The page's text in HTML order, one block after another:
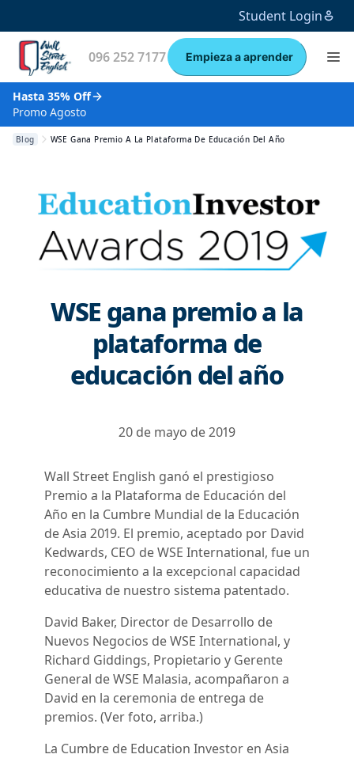
Student Login
096 252 7177 Empieza a aprender
Hasta 35% Off
Promo Agosto
Blog WSE Gana Premio A La Plataforma De Educación Del Año
WSE gana premio a la
plataforma de
educación del año
20 de mayo de 2019
Wall Street English ganó el prestigioso
Premio a la Plataforma de Educación del
Año en la Cumbre Mundial de la Educación
de Asia 2019. El premio, aceptado por David
Kedwards, CEO de WSE International, fue un
reconocimiento a la excepcional capacidad
educativa de nuestro sistema patentado.
David Baker, Director de Desarrollo de
Nuevos Negocios de WSE International, y
Richard Giddings, Propietario y Gerente
General de WSE Malasia, acompañaron a
David en la ceremonia de entrega de
premios. (Ver foto, arriba.)
La Cumbre de Education Investor en Asia